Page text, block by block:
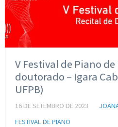
V Festival de Piano
doutorado – Igara
UFPB)
16 DE SETEMBRO DE 2023
FESTIVAL DE PIANO